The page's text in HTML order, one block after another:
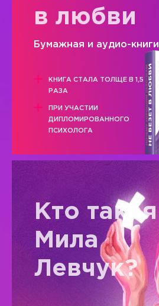
в любви
Бумажная и аудио-книги
КНИГА СТАЛА ТОЛЩЕ В 1,5
РАЗА
ПРИ УЧАСТИИ
ДИПЛОМИРОВАННОГО
ПСИХОЛОГА
Кто такая
Мила
Левчук?